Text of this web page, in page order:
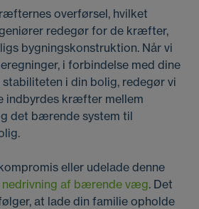
overførsel, hvilket
redegør for de kræfter,
bygningskonstruktion. Når vi
i forbindelse med dine
i din bolig, redegør vi
indbyrdes kræfter mellem
det bærende system til
eller udelade denne
nedrivning af bærende væg. Det
at lade din familie opholde